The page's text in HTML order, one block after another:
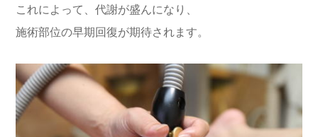
これによって、代謝が盛んになり、
施術部位の早期回復が期待されます。